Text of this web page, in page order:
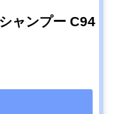
ャンプー C94